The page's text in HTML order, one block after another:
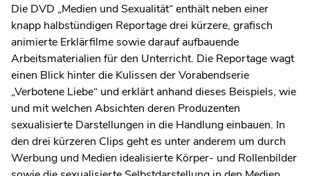
Die DVD „Medien und Sexualität“ enthält neben einer
knapp halbstündigen Reportage drei kürzere, grafisch
animierte Erklärfilme sowie darauf aufbauende
Arbeitsmaterialien für den Unterricht. Die Reportage wagt
einen Blick hinter die Kulissen der Vorabendserie
„Verbotene Liebe“ und erklärt anhand dieses Beispiels, wie
und mit welchen Absichten deren Produzenten
sexualisierte Darstellungen in die Handlung einbauen. In
den drei kürzeren Clips geht es unter anderem um durch
Werbung und Medien idealisierte Körper- und Rollenbilder